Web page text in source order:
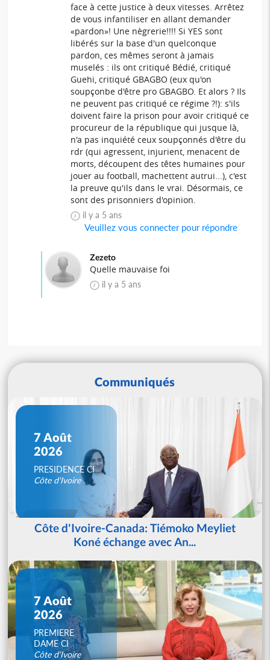
face à cette justice à deux vitesses. Arrêtez
de vous infantiliser en allant demander
«pardon»! Une nègrerie!!!! Si YES sont
libérés sur la base d'un quelconque
pardon, ces mêmes seront à jamais
muselés : ils ont critiqué Bédié, critiqué
Guehi, critiqué GBAGBO (eux qu'on
soupçonbe d'être pro GBAGBO. Et alors ? Ils
ne peuvent pas critiqué ce régime ?!): s'ils
doivent faire la prison pour avoir critiqué ce
procureur de la république qui jusque là,
n'a pas inquiété ceux soupçonnés d'être du
rdr (qui agressent, injurient, menacent de
morts, découpent des têtes humaines pour
jouer au football, machettent autrui...), c'est
la preuve qu'ils dans le vrai. Désormais, ce
sont des prisonniers d'opinion.
il y a 5 ans
Veuillez vous connecter pour répondre
Zezeto
Quelle mauvaise foi
il y a 5 ans
Communiqués
7 Août
2026
PRESIDENCE CI
Côte d'Ivoire
Côte d'Ivoire-Canada: Tiémoko Meyliet
Koné échange avec An...
7 Août
2026
PREMIERE
DAME CI
Côte d'Ivoire